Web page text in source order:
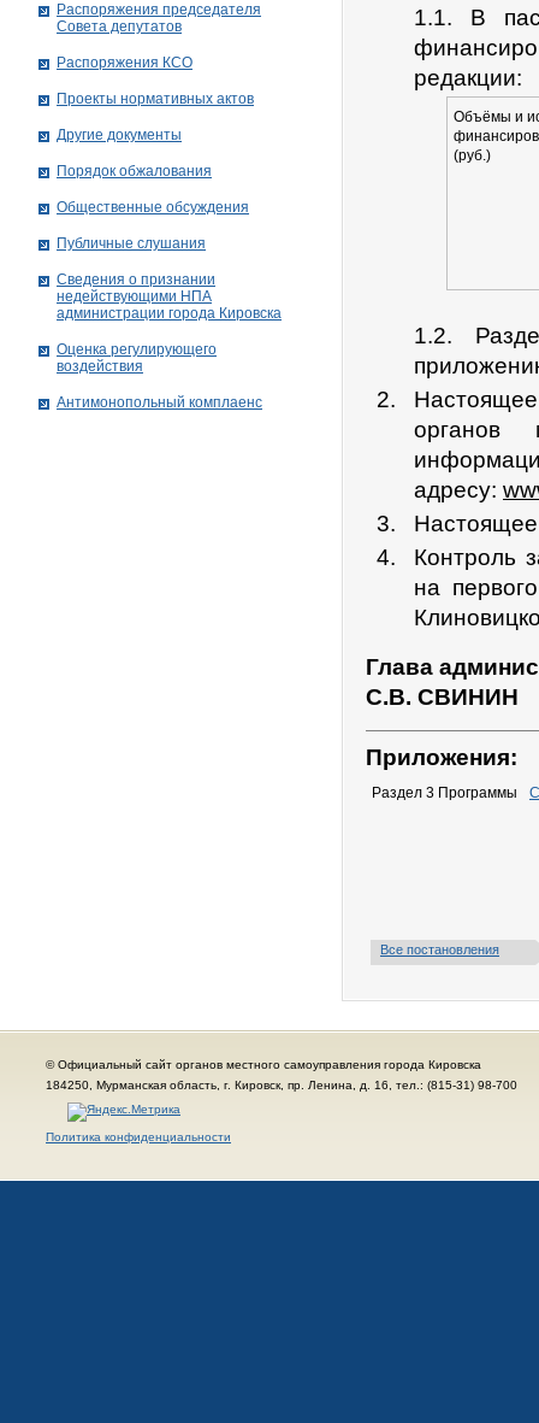
1.1. В
редакции:
Объёмы и
(руб.)
1.2.
органов
адресу:
Настоящее
Контроль
на
Глава
С.В. СВИНИН
Приложения:
Раздел 3 Программы
Все постановления
Распоряжения председателя
Совета депутатов
Распоряжения КСО
Проекты нормативных актов
Другие документы
Порядок обжалования
Общественные обсуждения
Публичные слушания
Сведения о признании
недействующими НПА
администрации города Кировскa
Оценка регулирующего
воздействия
Антимонопольный комплаенс
© Официальный сайт органов местного самоуправления города Кировска
184250, Мурманская область, г. Кировск, пр. Ленина, д. 16, тел.: (815-31) 98-700
Политика конфиденциальности